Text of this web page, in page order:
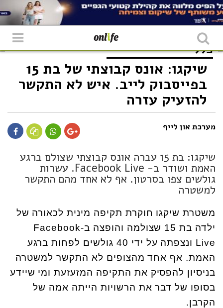
כללי
שיקגו: אונס קבוצתי של בת 15
בפייסבוק לייב. איש לא התקשר
להזעיק עזרה
מערכת און לייף
שיקגו: בת 15 עברה אונס קבוצתי שצולם ברגע
האמת ושודר ב- Facebook Live. עשרות
גולשים צפו בסרטון. אף לא אחד מהם התקשר
למשטרה
משטרת שיקגו חוקרת תקיפה מינית לכאורה של
ילדה בת 15 שצולמה והופצה ב-Facebook
Live ונצפתה על ידי 40 גולשים לפחות ברגע
האמת. אף אחד מהצופים לא התקשר למשטרה
בניסיון להפסיק את התקיפה המזעזעת ומי שיידע
בסופו של דבר את הרשויות הייתה אמה של
הקרבן.